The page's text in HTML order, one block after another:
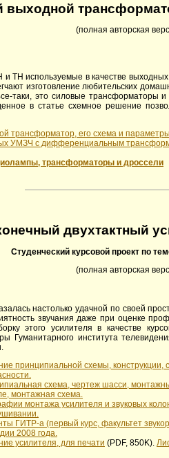
(полная авторская
используемые в качестве выходных
изготовление любительских
таки, это силовые трансформаторы
в статье схемное решение
трансформатор, его схема и параметры
УМЗЧ с дифференциальным
трансформаторы и дроссели
двухтактный
Студенческий курсовой проект по
(полная авторская
настолько удачной по своей
звучания даже при оценке
этого усилителя в качестве
Гуманитарного института
принципиальной схемы, конструкции,
схема, чертеж шасси,
монтажная схема.
монтажа усилителя и звуковых
ГИТР-а (первый курс, факультет
2008 года.
усилителя, для печати (PDF, 850K).